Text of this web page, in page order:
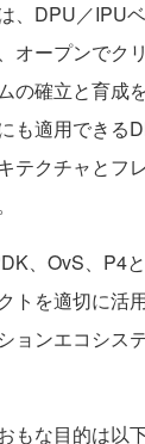
、DPU／IPU
オープンでク
の確立と育成
も適用できる
テクチャとフ
、OvS、P4
トを適切に活
ョンエコシス
な目的は以下